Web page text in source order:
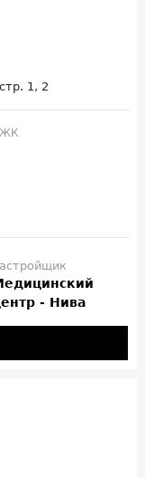
1, 2
ЖК
- Нива